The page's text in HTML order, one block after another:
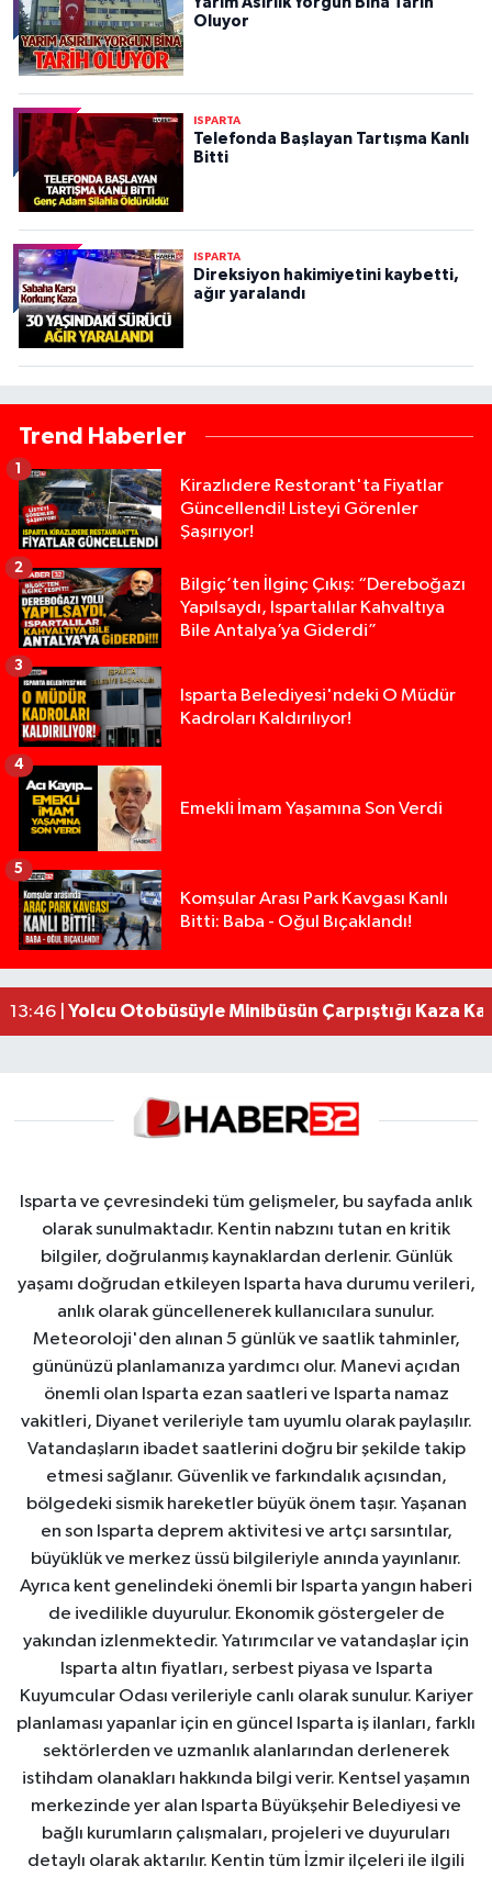
Oluyor
ISPARTA
Telefonda Başlayan Tartışma Kanlı
Bitti
ISPARTA
Direksiyon hakimiyetini kaybetti,
ağır yaralandı
Trend Haberler
Kirazlıdere Restorant'ta Fiyatlar
Güncellendi! Listeyi Görenler
Şaşırıyor!
1
Bilgiç’ten İlginç Çıkış: “Dereboğazı
Yapılsaydı, Ispartalılar Kahvaltıya
Bile Antalya’ya Giderdi”
2
Isparta Belediyesi'ndeki O Müdür
Kadroları Kaldırılıyor!
3
Emekli İmam Yaşamına Son Verdi
4
Komşular Arası Park Kavgası Kanlı
Bitti: Baba - Oğul Bıçaklandı!
5
19:36 |Isparta’da Silah Operasyonu: 165 Tabanca Ele
17:18 |Anız Yangını Kazaya Neden Oldu: 13 Araç
17:08 |Alevlere Teslim Olan Gecekondu Kullanılamaz
13:46 | Yolcu Otobüsüyle Minibüsün Çarpıştığı Kaza
Isparta ve çevresindeki tüm gelişmeler, bu sayfada anlık
olarak sunulmaktadır. Kentin nabzını tutan en kritik
bilgiler, doğrulanmış kaynaklardan derlenir. Günlük
yaşamı doğrudan etkileyen Isparta hava durumu verileri,
anlık olarak güncellenerek kullanıcılara sunulur.
Meteoroloji'den alınan 5 günlük ve saatlik tahminler,
gününüzü planlamanıza yardımcı olur. Manevi açıdan
önemli olan Isparta ezan saatleri ve Isparta namaz
vakitleri, Diyanet verileriyle tam uyumlu olarak paylaşılır.
Vatandaşların ibadet saatlerini doğru bir şekilde takip
etmesi sağlanır. Güvenlik ve farkındalık açısından,
bölgedeki sismik hareketler büyük önem taşır. Yaşanan
en son Isparta deprem aktivitesi ve artçı sarsıntılar,
büyüklük ve merkez üssü bilgileriyle anında yayınlanır.
Ayrıca kent genelindeki önemli bir Isparta yangın haberi
de ivedilikle duyurulur. Ekonomik göstergeler de
yakından izlenmektedir. Yatırımcılar ve vatandaşlar için
Isparta altın fiyatları, serbest piyasa ve Isparta
Kuyumcular Odası verileriyle canlı olarak sunulur. Kariyer
planlaması yapanlar için en güncel Isparta iş ilanları, farklı
sektörlerden ve uzmanlık alanlarından derlenerek
istihdam olanakları hakkında bilgi verir. Kentsel yaşamın
merkezinde yer alan Isparta Büyükşehir Belediyesi ve
bağlı kurumların çalışmaları, projeleri ve duyuruları
detaylı olarak aktarılır. Kentin tüm İzmir ilçeleri ile ilgili